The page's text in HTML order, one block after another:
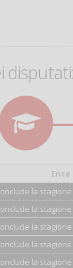
disputati:
Ente
la stagione
la
la
la
la